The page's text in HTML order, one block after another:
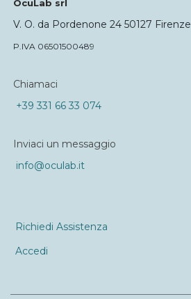
OcuLab srl
V. O. da Pordenone 24 50127 Firenze
P.IVA 06501500489
Chiamaci
+39 331 66 33 074
Inviaci un messaggio
info@oculab.it
Richiedi Assistenza
Accedi